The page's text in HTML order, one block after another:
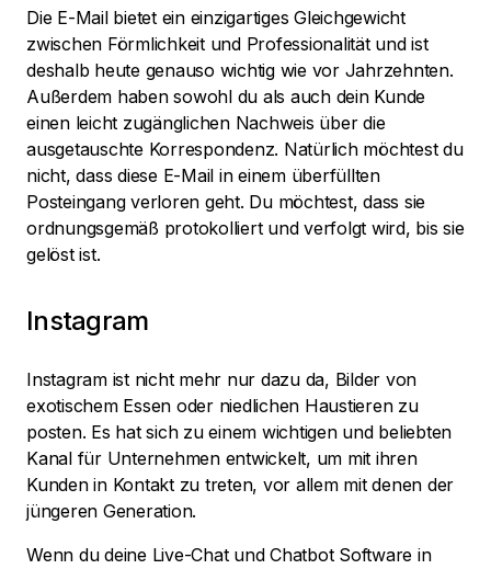
Die E-Mail bietet ein einzigartiges Gleichgewicht
zwischen Förmlichkeit und Professionalität und ist
deshalb heute genauso wichtig wie vor Jahrzehnten.
Außerdem haben sowohl du als auch dein Kunde
einen leicht zugänglichen Nachweis über die
ausgetauschte Korrespondenz. Natürlich möchtest du
nicht, dass diese E-Mail in einem überfüllten
Posteingang verloren geht. Du möchtest, dass sie
ordnungsgemäß protokolliert und verfolgt wird, bis sie
gelöst ist.
Instagram
Instagram ist nicht mehr nur dazu da, Bilder von
exotischem Essen oder niedlichen Haustieren zu
posten. Es hat sich zu einem wichtigen und beliebten
Kanal für Unternehmen entwickelt, um mit ihren
Kunden in Kontakt zu treten, vor allem mit denen der
jüngeren Generation.
Wenn du deine Live-Chat und Chatbot Software in